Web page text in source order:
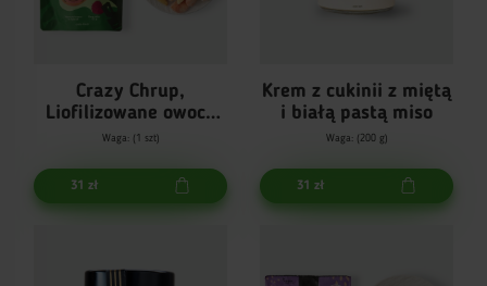
Crazy Chrup,
Liofilizowane owoce
egzotyczne
Waga: (1 szt)
31 zł
Krem z cukinii z miętą
i białą pastą miso
Waga: (200 g)
31 zł